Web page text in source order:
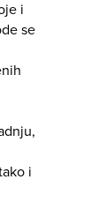
i
se
i